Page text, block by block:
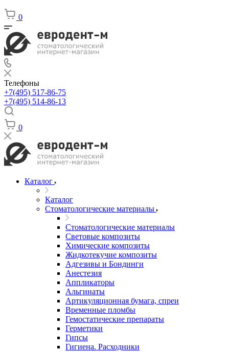
0
Телефоны
+7(495) 517-86-75
+7(495) 514-86-13
0
Каталог
Каталог
Стоматологические материалы
Стоматологические материалы
Световые композиты
Химические композиты
Жидкотекучие композиты
Адгезивы и Бондинги
Анестезия
Аппликаторы
Альгинаты
Артикуляционная бумага, спреи
Временные пломбы
Гемостатические препараты
Герметики
Гипсы
Гигиена. Расходники